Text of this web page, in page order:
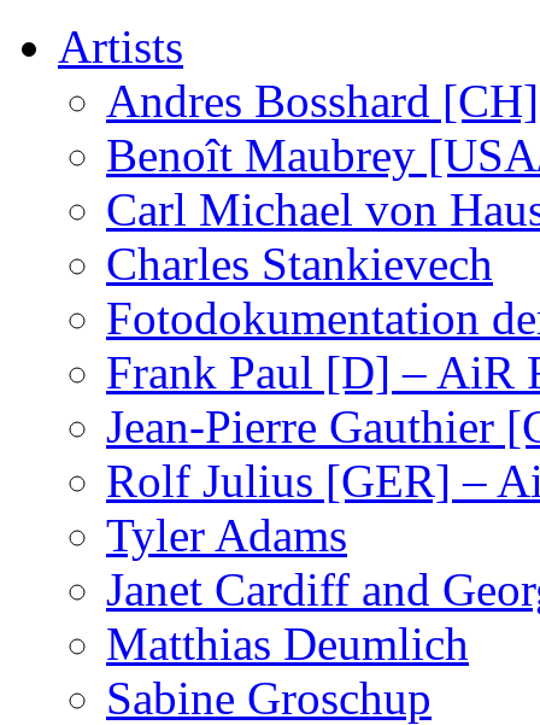
Artists
Andres Bosshard
Benoît Maubrey
Carl Michael von
Charles Stankievech
Fotodokumentation
Frank Paul [D] – AiR
Jean-Pierre Gauthier
Rolf Julius [GER] –
Tyler Adams
Janet Cardiff and
Matthias Deumlich
Sabine Groschup